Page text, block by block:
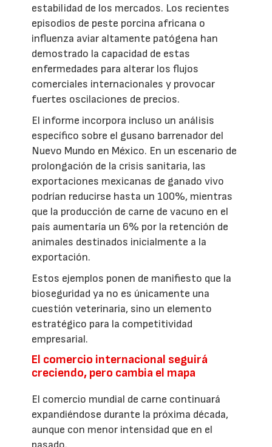
estabilidad de los mercados. Los recientes
episodios de peste porcina africana o
influenza aviar altamente patógena han
demostrado la capacidad de estas
enfermedades para alterar los flujos
comerciales internacionales y provocar
fuertes oscilaciones de precios.
El informe incorpora incluso un análisis
específico sobre el gusano barrenador del
Nuevo Mundo en México. En un escenario de
prolongación de la crisis sanitaria, las
exportaciones mexicanas de ganado vivo
podrían reducirse hasta un 100%, mientras
que la producción de carne de vacuno en el
país aumentaría un 6% por la retención de
animales destinados inicialmente a la
exportación.
Estos ejemplos ponen de manifiesto que la
bioseguridad ya no es únicamente una
cuestión veterinaria, sino un elemento
estratégico para la competitividad
empresarial.
El comercio internacional seguirá
creciendo, pero cambia el mapa
El comercio mundial de carne continuará
expandiéndose durante la próxima década,
aunque con menor intensidad que en el